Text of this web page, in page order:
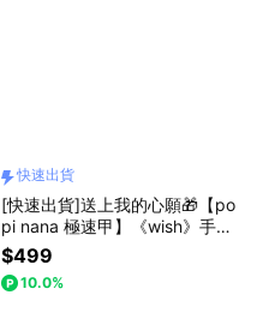
快速出貨
[快速出貨]送上我的心願🎁【po
pi nana 極速甲】《wish》手手
美甲 | HN-183 (盒裝 / 每款24
片) 情人節禮物 畢業禮物 母親節
禮物 生日禮物 表白禮物
$499
10.0%